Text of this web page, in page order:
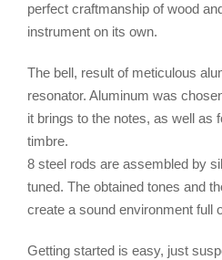
perfect craftmanship of wood
instrument on its own.
The bell, result of meticulous
resonator. Aluminum was
it brings to the notes, as well as
timbre.
8 steel rods are assembled by
tuned. The obtained tones and
create a sound environment full
Getting started is easy, just